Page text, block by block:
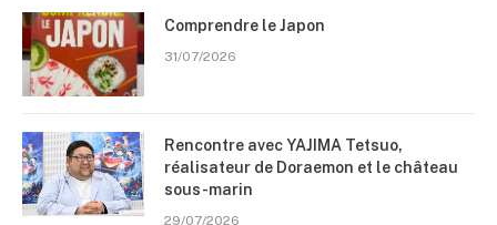
Comprendre le Japon
31/07/2026
Rencontre avec YAJIMA Tetsuo,
réalisateur de Doraemon et le château
sous-marin
29/07/2026